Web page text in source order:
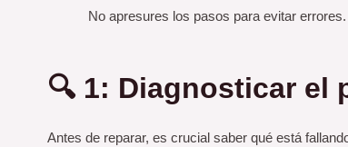
No apresures los pasos para evitar errores.
🔍 1: Diagnosticar el
Antes de reparar, es crucial saber qué está